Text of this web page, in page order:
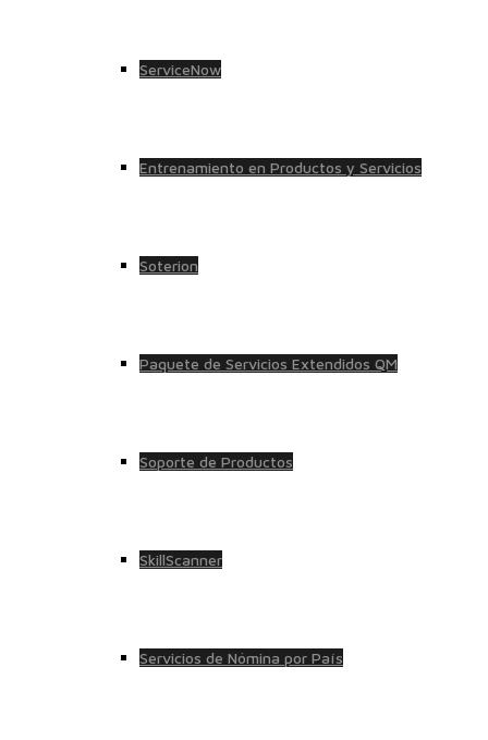
ServiceNow
Entrenamiento en Productos y Servicios
Soterion
Paquete de Servicios Extendidos QM
Soporte de Productos
SkillScanner
Servicios de Nómina por País